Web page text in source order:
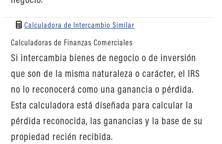
Calculadora de Intercambio Similar
Calculadoras de Finanzas Comerciales
Si intercambia bienes de negocio o de inversión
que son de la misma naturaleza o carácter, el IRS
no lo reconocerá como una ganancia o pérdida.
Esta calculadora está diseñada para calcular la
pérdida reconocida, las ganancias y la base de su
propiedad recién recibida.